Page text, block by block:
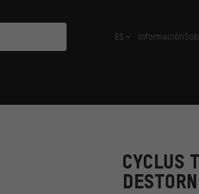
español
ES Información
CYCLUS